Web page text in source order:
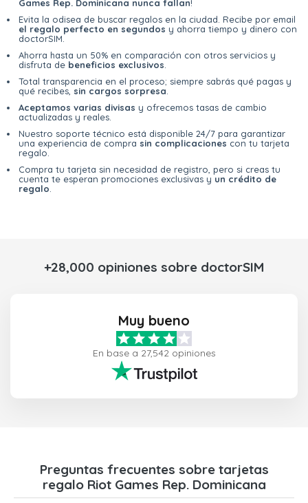
Games Rep. Dominicana nunca fallan!
Evita la odisea de buscar regalos en la ciudad. Recibe por email
el regalo perfecto en segundos y ahorra tiempo y dinero con
doctorSIM.
Ahorra hasta un 50% en comparación con otros servicios y
disfruta de beneficios exclusivos
Total transparencia en el proceso; siempre sabrás qué pagas y
qué recibes, sin cargos sorpresa
Aceptamos varias divisas y ofrecemos tasas de cambio
actualizadas y reales.
Nuestro soporte técnico está disponible 24/7 para garantizar
una experiencia de compra sin complicaciones con tu tarjeta
regalo.
Compra tu tarjeta sin necesidad de registro, pero si creas tu
cuenta te esperan promociones exclusivas y un crédito de
regalo
+28,000 opiniones sobre doctorSIM
Muy bueno
En base a 27,542 opiniones
Preguntas frecuentes sobre tarjetas
regalo Riot Games Rep. Dominicana